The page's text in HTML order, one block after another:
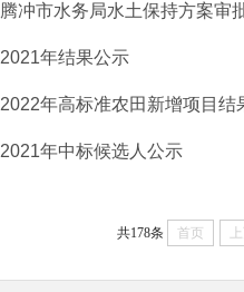
腾冲市水务局水土保持方案审
2021年结果公示
2022年高标准农田新增项目结
2021年中标候选人公示
共178条 首页